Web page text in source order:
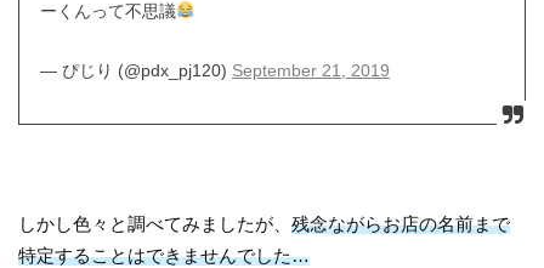
ーくんって不思議
— ぴじり (@pdx_pj120) September 21, 2019
しかし色々と調べてみましたが、残念ながらお店の名前まで
特定することはできませんでした…